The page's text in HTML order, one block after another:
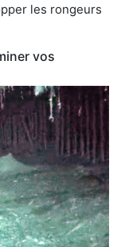
les rongeurs
vos